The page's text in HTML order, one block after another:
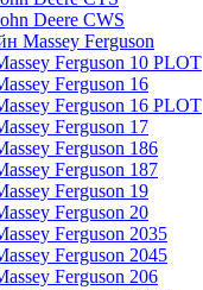
Deere CWS
Massey Ferguson
Ferguson 10 PLOT
Ferguson 16
Ferguson 16 PLOT
Ferguson 17
Ferguson 186
Ferguson 187
Ferguson 19
Ferguson 20
Ferguson 2035
Ferguson 2045
Ferguson 206